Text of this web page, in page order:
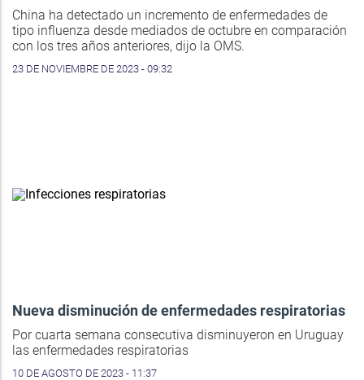
China ha detectado un incremento de enfermedades de
tipo influenza desde mediados de octubre en comparación
con los tres años anteriores, dijo la OMS.
23 DE NOVIEMBRE DE 2023 - 09:32
Nueva disminución de enfermedades respiratorias
Por cuarta semana consecutiva disminuyeron en Uruguay
las enfermedades respiratorias
10 DE AGOSTO DE 2023 - 11:37